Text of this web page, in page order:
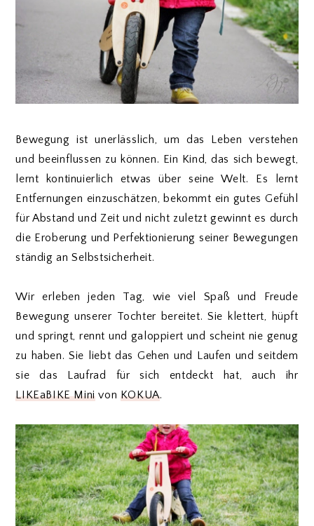
Bewegung ist unerlässlich, um das Leben verstehen
und beeinflussen zu können. Ein Kind, das sich bewegt,
lernt kontinuierlich etwas über seine Welt. Es lernt
Entfernungen einzuschätzen, bekommt ein gutes Gefühl
für Abstand und Zeit und nicht zuletzt gewinnt es durch
die Eroberung und Perfektionierung seiner Bewegungen
ständig an Selbstsicherheit.
Wir erleben jeden Tag, wie viel Spaß und Freude
Bewegung unserer Tochter bereitet. Sie klettert, hüpft
und springt, rennt und galoppiert und scheint nie genug
zu haben. Sie liebt das Gehen und Laufen und seitdem
sie das Laufrad für sich entdeckt hat, auch ihr
LIKEaBIKE Minivon KOKUA.